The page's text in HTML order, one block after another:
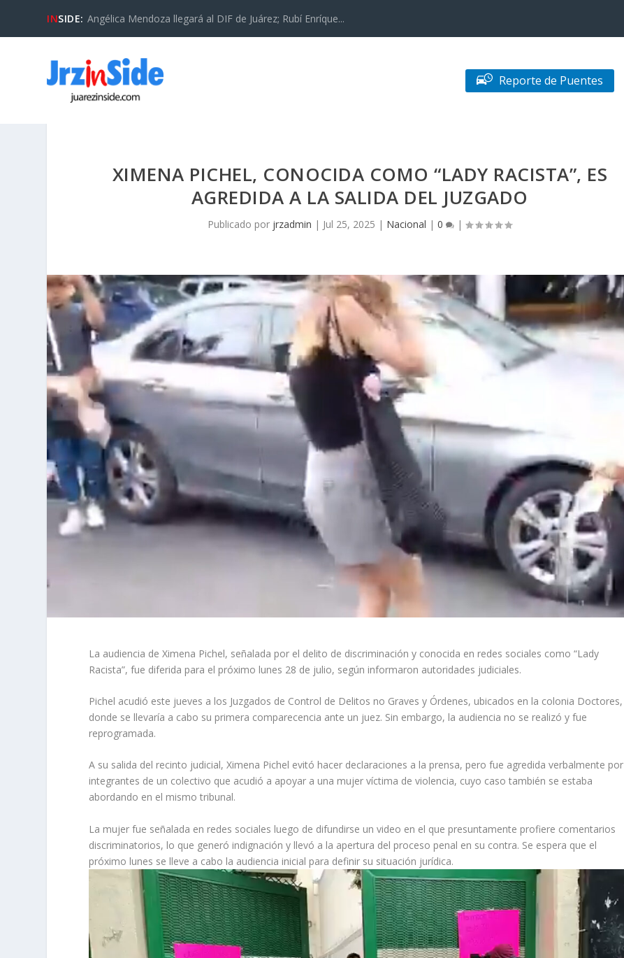
INSIDE: Angélica Mendoza llegará al DIF de Juárez; Rubí Enríque...
Reporte de Puentes
XIMENA PICHEL, CONOCIDA COMO “LADY RACISTA”, ES
AGREDIDA A LA SALIDA DEL JUZGADO
Publicado por jrzadmin | Jul 25, 2025 | Nacional |0 |
La audiencia de Ximena Pichel, señalada por el delito de discriminación y conocida en redes sociales como “Lady
Racista”, fue diferida para el próximo lunes 28 de julio, según informaron autoridades judiciales.
Pichel acudió este jueves a los Juzgados de Control de Delitos no Graves y Órdenes, ubicados en la colonia Doctores,
donde se llevaría a cabo su primera comparecencia ante un juez. Sin embargo, la audiencia no se realizó y fue
reprogramada.
A su salida del recinto judicial, Ximena Pichel evitó hacer declaraciones a la prensa, pero fue agredida verbalmente por
integrantes de un colectivo que acudió a apoyar a una mujer víctima de violencia, cuyo caso también se estaba
abordando en el mismo tribunal.
La mujer fue señalada en redes sociales luego de difundirse un video en el que presuntamente profiere comentarios
discriminatorios, lo que generó indignación y llevó a la apertura del proceso penal en su contra. Se espera que el
próximo lunes se lleve a cabo la audiencia inicial para definir su situación jurídica.